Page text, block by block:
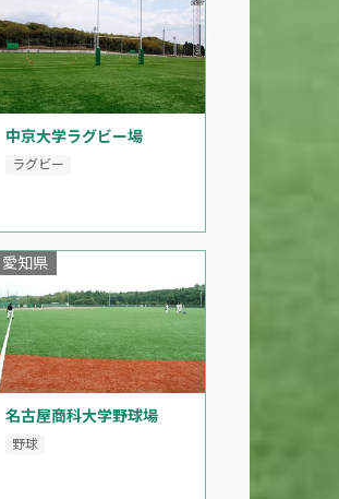
中京大学ラグビー場
ラグビー
名古屋商科大学野球場
愛知県
野球